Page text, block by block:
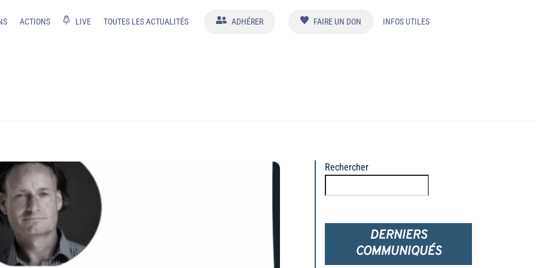
ACTIONS LIVE TOUTES LES ACTUALITÉS ADHÉRER FAIRE UN DON INFOS UTILES
Rechercher
DERNIERS
COMMUNIQUÉS